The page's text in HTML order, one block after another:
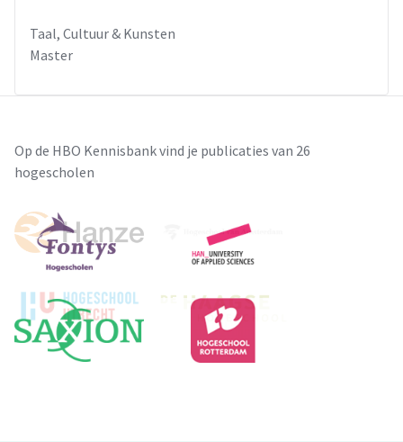
Taal, Cultuur & Kunsten
Master
Op de HBO Kennisbank vind je publicaties van 26
hogescholen